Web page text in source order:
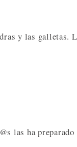
y las galletas.
las ha preparado